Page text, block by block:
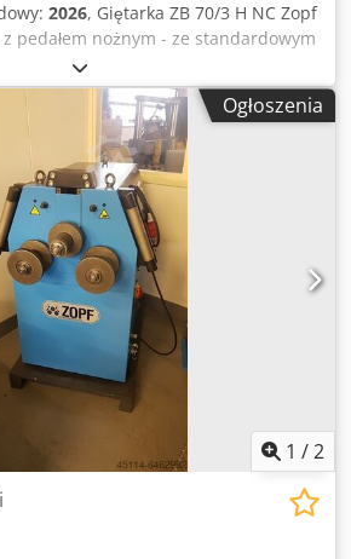
2026, Giętarka ZB 70/3 H NC Zopf
pedałem nożnym - ze standardowym
TECHNICZNE: - trzy wały
- hydrauliczna regulacja
pozycja robocza w poziomie i w pionie
łożyskach stożkowych - Prowadnice
są wymienne - średnica wału: 40
162 mm - obroty wału: 8,5 U/min -
3Ph - motor napędowy: 1,1 kW - silnik
Crjdsfkz Rbjpfx Ahljf - ciśnienie
regulacji: 120 mm - waga: 490
/ RAL7015 NC-CONTROL dla
sterowane - ekran dotykowy -
ech 19 kroków -
osi y 1/10 mm - programowalny
Ogłoszenia
1 /2